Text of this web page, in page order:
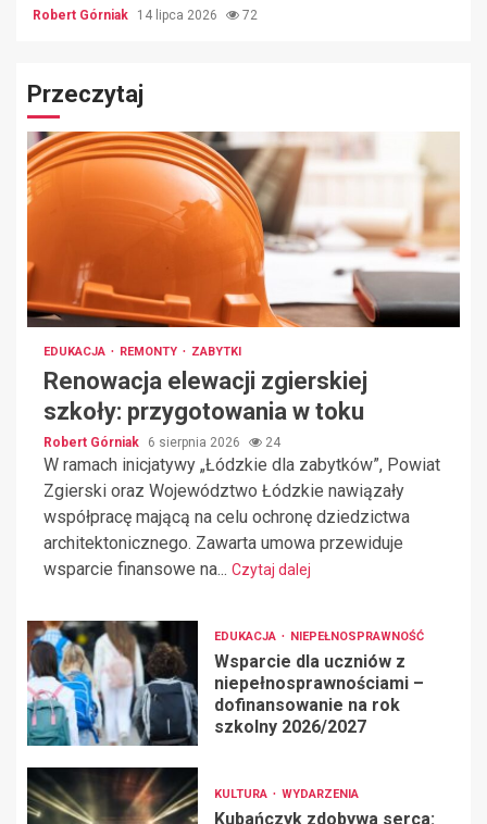
Robert Górniak 14 lipca 2026 72
Przeczytaj
EDUKACJA REMONTY ZABYTKI
Renowacja elewacji zgierskiej
szkoły: przygotowania w toku
Robert Górniak 6 sierpnia 2026 24
W ramach inicjatywy „Łódzkie dla zabytków”, Powiat
Zgierski oraz Województwo Łódzkie nawiązały
współpracę mającą na celu ochronę dziedzictwa
architektonicznego. Zawarta umowa przewiduje
wsparcie finansowe na... Czytaj dalej
EDUKACJA NIEPEŁNOSPRAWNOŚĆ
Wsparcie dla uczniów z
niepełnosprawnościami –
dofinansowanie na rok
szkolny 2026/2027
KULTURA WYDARZENIA
Kubańczyk zdobywa serca: